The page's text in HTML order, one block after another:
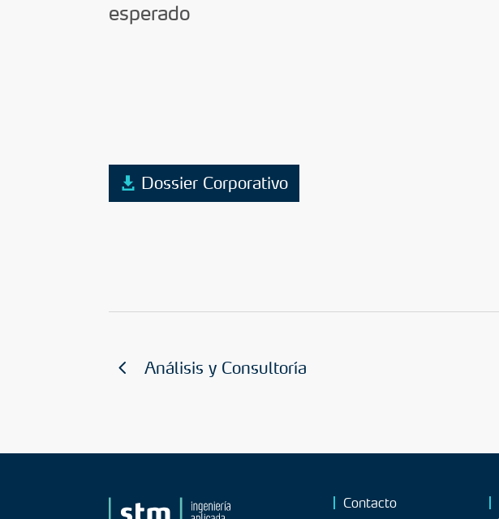
esperado
Dossier Corporativo
Análisis y Consultoría
Contacto